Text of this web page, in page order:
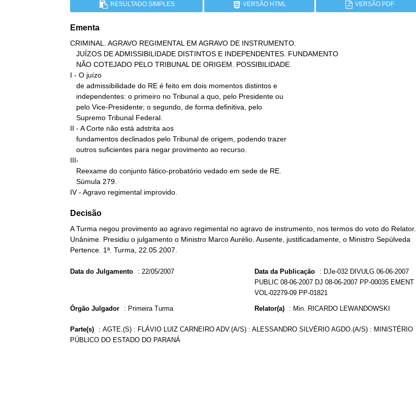
RESULTADO SIMPLES VERSÃO HTML VERSÃO PDF
Ementa
CRIMINAL. AGRAVO REGIMENTAL EM AGRAVO DE INSTRUMENTO.
I - O juízo
II - A Corte não está adstrita aos
III-
IV - Agravo regimental improvido.
Decisão
A Turma negou provimento ao agravo regimental no agravo de instrumento, nos termos do voto do Relator.
Unânime. Presidiu o julgamento o Ministro Marco Aurélio. Ausente, justificadamente, o Ministro Sepúlveda
Pertence. 1ª. Turma, 22.05.2007.
Data do Julgamento : 22/05/2007 Data da Publicação : DJe-032 DIVULG 06-06-2007
PUBLIC 08-06-2007 DJ 08-06-2007 PP-00035 EMENT
VOL-02279-09 PP-01821
Órgão Julgador : Primeira Turma Relator(a) : Min. RICARDO LEWANDOWSKI
Parte(s) : AGTE.(S) : FLÁVIO LUIZ CARNEIRO ADV.(A/S) : ALESSANDRO SILVÉRIO AGDO.(A/S) : MINISTÉRIO
PÚBLICO DO ESTADO DO PARANÁ